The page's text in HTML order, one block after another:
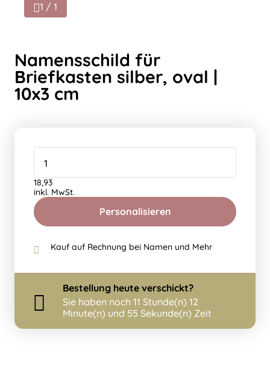
1 / 1
Namensschild für
Briefkasten silber, oval |
10x3 cm
Personalisieren
18,93
inkl. MwSt.
Kauf auf Rechnung bei Namen und Mehr
Bestellung heute verschickt?
Sie haben noch 11 Stunde(n) 12
Minute(n) und 55 Sekunde(n) Zeit